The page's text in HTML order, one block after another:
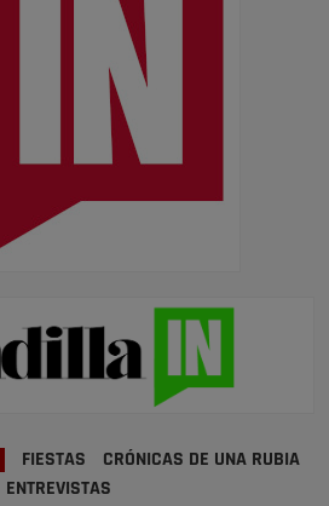
FIESTAS
CRÓNICAS DE UNA RUBIA
ENTREVISTAS